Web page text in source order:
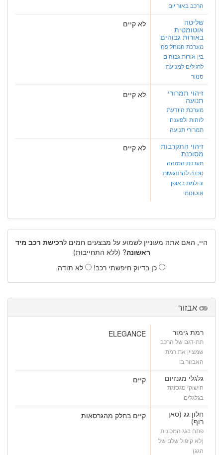
הרכב באור יום
שליטה
אוטומטית
באורות גבוהים
מערכת המחליפה
בין אורות גבוהים
לרגילים למניעת
סנוור
לא קיים
זיהוי תמרורי
תנועה
מערכת היודעת
לזהות ולפענח
תמרורי תנועה
לא קיים
זיהוי התקרבות
מסוכנת
מערכת המזהה
סכנה להתנגשות
ובולמת באופן
אוטונומי
לא קיים
היי, האם אתה מעוניין לשמוע על מבצעים חמים לרכישת רכב מיד
ראשונה? (ללא התחייבות)
כן בדיוק חיפשתי רכב!
לא תודה
אבזור
רמת גימור
תת-דגם של הרכב
שמציין את רמת
האבזור בו
ELEGANCE
גלגלי מגנזיום
חישוקי סגסוגת
בגלגלים
קיים
חלון גג (סאן
רוף)
פתח בגג המכונית
(לא קיפול שלם של
הגג)
קיים בחלק מהגרסאות